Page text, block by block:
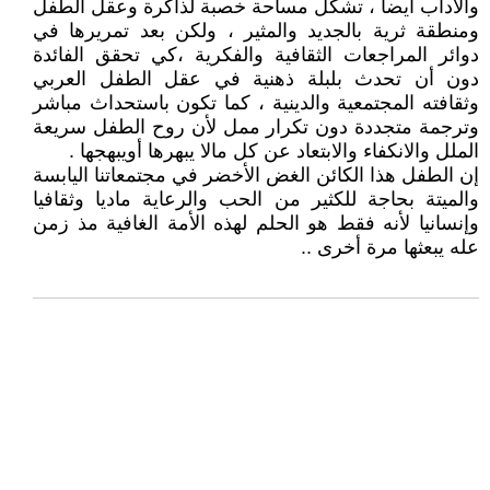
والآداب أيضا ، تشكل مساحة خصبة لذاكرة وعقل الطفل
ومنطقة ثرية بالجديد والمثير ، ولكن بعد تمريرها في
دوائر المراجعات الثقافية والفكرية ،كي تحقق الفائدة
دون أن تحدث بلبلة ذهنية في عقل الطفل العربي
وثقافته المجتمعية والدينية ، كما تكون باستحداث مباشر
وترجمة متجددة دون تكرار ممل لأن روح الطفل سريعة
الملل والانكفاء والابتعاد عن كل مالا يبهرها أويبهجها .
إن الطفل هذا الكائن الغض الأخضر في مجتمعاتنا اليابسة
والميتة بحاجة للكثير من الحب والرعاية ماديا وثقافيا
وإنسانيا لأنه فقط هو الحلم لهذه الأمة الغافية مذ زمن
عله يبعثها مرة أخرى ..